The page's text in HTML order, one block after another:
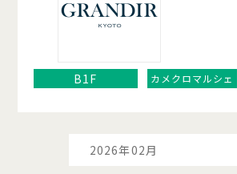
B1F カメクロマルシェ
2026年02月